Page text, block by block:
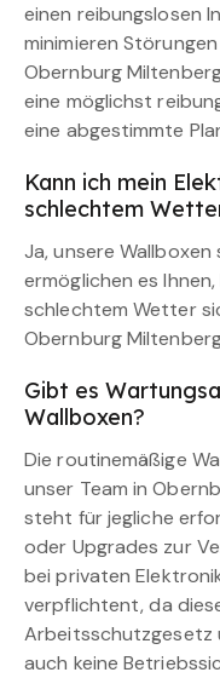
einen reibungslosen
minimieren
Obernburg
eine möglichst
eine abgestimmte
Kann ich mein
schlechtem
Ja, unsere
ermöglichen es
schlechtem Wetter
Obernburg
Gibt es
Wallboxen?
Die routinemäßige
unser Team in
steht für jegliche
oder Upgrades zur
bei privaten
verpflichtent, da
Arbeitsschutzgesetz
auch keine